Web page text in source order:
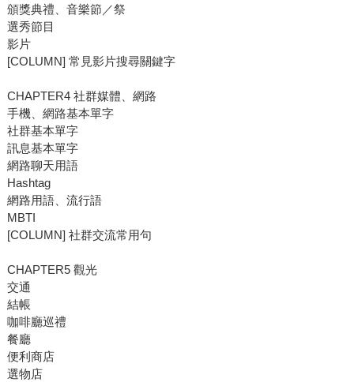
頒獎典禮、音樂節／祭
選秀節目
影片
[COLUMN] 常見影片搜尋關鍵字
CHAPTER4 社群媒體、網路
手機、網路基本單字
社群基本單字
訊息基本單字
網路聊天用語
Hashtag
網路用語、流行語
MBTI
[COLUMN] 社群交流常用句
CHAPTER5 觀光
交通
結帳
咖啡廳巡禮
餐廳
便利商店
選物店